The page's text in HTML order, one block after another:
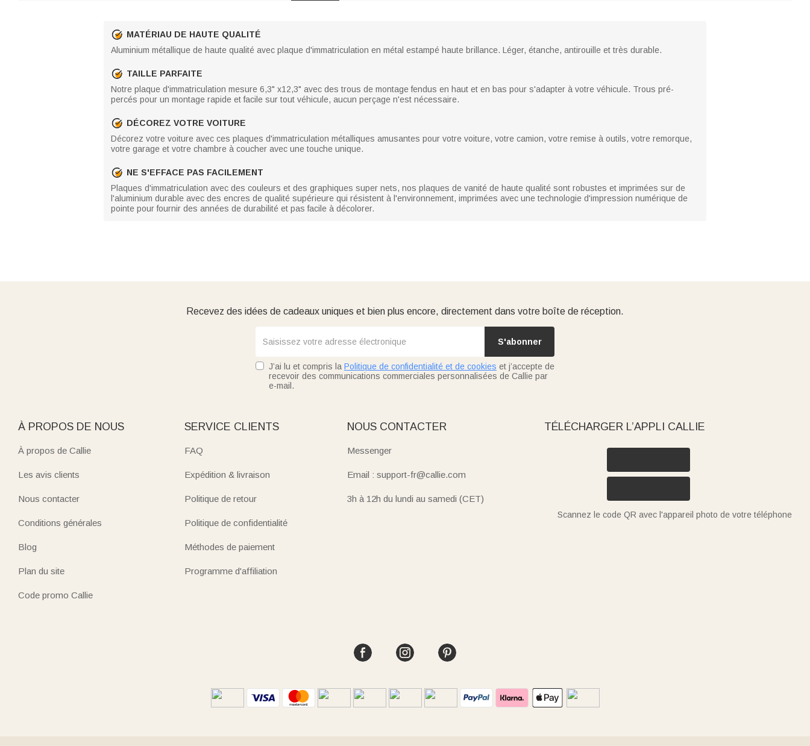
MATÉRIAU DE HAUTE QUALITÉ
Aluminium métallique de haute qualité avec plaque d'immatriculation en métal estampé haute brillance. Léger, étanche, antirouille et très durable.
TAILLE PARFAITE
Notre plaque d'immatriculation mesure 6,3" x12,3" avec des trous de montage fendus en haut et en bas pour s'adapter à votre véhicule. Trous pré-
percés pour un montage rapide et facile sur tout véhicule, aucun perçage n'est nécessaire.
DÉCOREZ VOTRE VOITURE
Décorez votre voiture avec ces plaques d'immatriculation métalliques amusantes pour votre voiture, votre camion, votre remise à outils, votre remorque,
votre garage et votre chambre à coucher avec une touche unique.
NE S'EFFACE PAS FACILEMENT
Plaques d'immatriculation avec des couleurs et des graphiques super nets, nos plaques de vanité de haute qualité sont robustes et imprimées sur de
l'aluminium durable avec des encres de qualité supérieure qui résistent à l'environnement, imprimées avec une technologie d'impression numérique de
pointe pour fournir des années de durabilité et pas facile à décolorer.
Recevez des idées de cadeaux uniques et bien plus encore, directement dans votre boîte de réception.
S'abonner
J’ai lu et compris la Politique de confidentialité et de cookies et j’accepte de
recevoir des communications commerciales personnalisées de Callie par
e-mail.
À PROPOS DE NOUS
À propos de Callie
Les avis clients
Nous contacter
Conditions générales
Blog
Plan du site
Code promo Callie
SERVICE CLIENTS
FAQ
Expédition & livraison
Politique de retour
Politique de confidentialité
Méthodes de paiement
Programme d'affiliation
NOUS CONTACTER
Messenger
Email : support-fr@callie.com
3h à 12h du lundi au samedi (CET)
TÉLÉCHARGER L’APPLI CALLIE
Scannez le code QR avec l'appareil photo de votre téléphone